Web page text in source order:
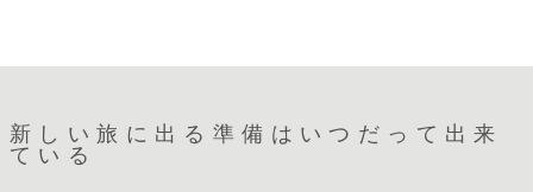
新しい旅に出る準備はいつだって出来
ている